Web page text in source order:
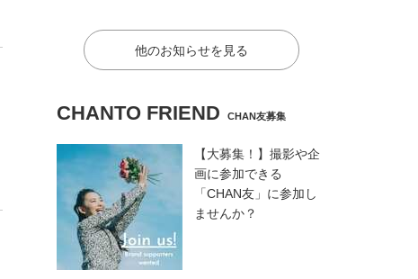
他のお知らせを見る
CHANTO FRIEND CHAN友募集
【大募集！】撮影や企
画に参加できる
「CHAN友」に参加し
ませんか？